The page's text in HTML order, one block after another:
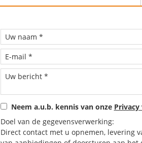
Neem a.u.b. kennis van onze
Doel van de gegevensverwerking:
Direct contact met u opnemen, levering